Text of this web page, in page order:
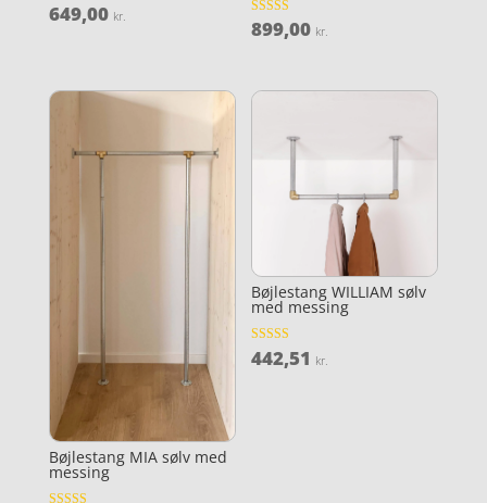
Vurderet
4.8
649,00 kr.
Vurderet
4.9
899,00 kr.
Bøjlestang MIA sølv med
messing
Bøjlestang WILLIAM sølv
med messing
Vurderet
4.3
442,51 kr.